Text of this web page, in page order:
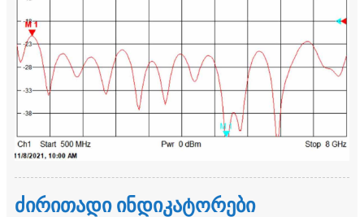
ძირითადი ინდიკატორები